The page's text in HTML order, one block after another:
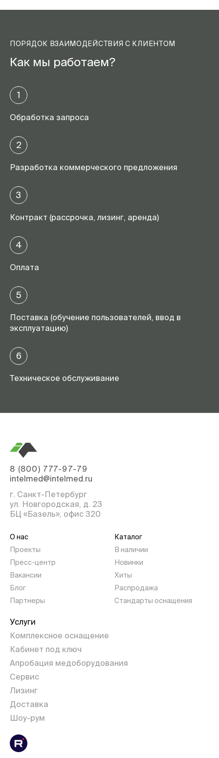
ПОРЯДОК ВЗАИМОДЕЙСТВИЯ С КЛИЕНТОМ
Как мы работаем?
1
Обработка запроса
2
Разработка коммерческого предложения
3
Контракт (рассрочка, лизинг, аренда)
4
Оплата
5
Поставка (обучение пользователей, ввод в
эксплуатацию)
6
Техническое обслуживание
8 (800) 777-97-79
intelmed@intelmed.ru
г. Санкт-Петербург
ул. Новгородская, д. 23
БЦ «Базель», офис 320
О нас
Проекты
Пресс-центр
Вакансии
Блог
Партнеры
Каталог
В наличии
Новинки
Хиты
Распродажа
Стандарты оснащения
Услуги
Комплексное оснащение
Кабинет под ключ
Апробация медоборудования
Сервис
Лизинг
Доставка
Шоу-рум